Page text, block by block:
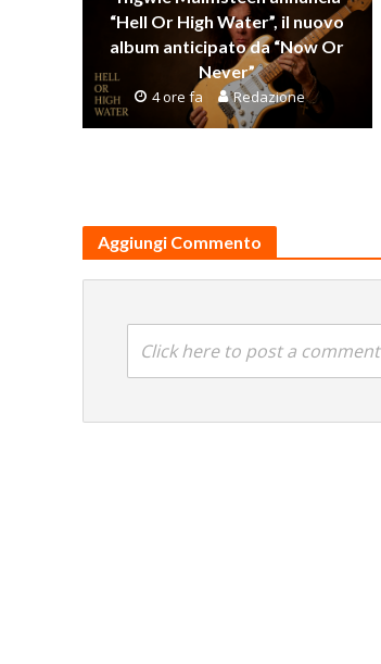
“Hell Or High Water”, il nuovo
album anticipato da “Now Or
Never”
4 ore fa Redazione
Aggiungi Commento
Click here to post a comment